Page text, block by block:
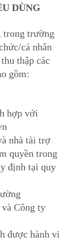
DÙNG
trong trường
cá nhân
thập các
gồm:
hợp với
nhà tài trợ
quyền trong
định tại quy
Công ty
được hành vi